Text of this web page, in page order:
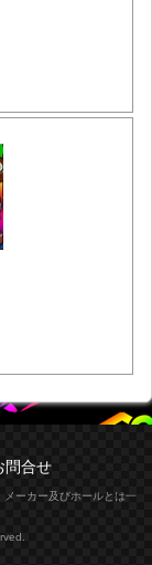
問合せ
ーカー及びホールとは一